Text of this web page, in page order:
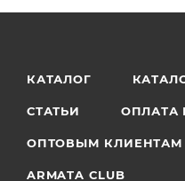
КАТАЛОГ
СТАТЬИ ОПЛАТА
ОПТОВЫМ КЛИЕНТАМ
ARMATA CLUB